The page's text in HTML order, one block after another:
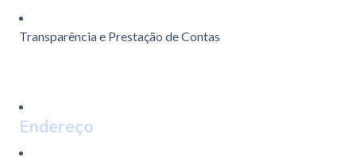
Transparência e Prestação de Contas
Endereço